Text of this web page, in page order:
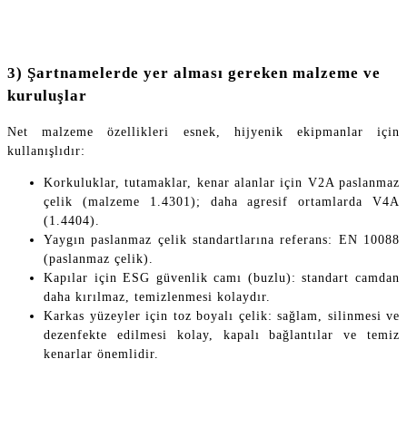
3) Şartnamelerde yer alması gereken malzeme ve
kuruluşlar
Net malzeme özellikleri esnek, hijyenik ekipmanlar için
kullanışlıdır:
Korkuluklar, tutamaklar, kenar alanlar için V2A paslanmaz
çelik (malzeme 1.4301); daha agresif ortamlarda V4A
(1.4404).
Yaygın paslanmaz çelik standartlarına referans: EN 10088
(paslanmaz çelik).
Kapılar için ESG güvenlik camı (buzlu): standart camdan
daha kırılmaz, temizlenmesi kolaydır.
Karkas yüzeyler için toz boyalı çelik: sağlam, silinmesi ve
dezenfekte edilmesi kolay, kapalı bağlantılar ve temiz
kenarlar önemlidir.